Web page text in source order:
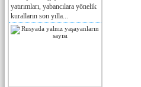
yatırımları, yabancılara yönelik
kuralların son yılla...